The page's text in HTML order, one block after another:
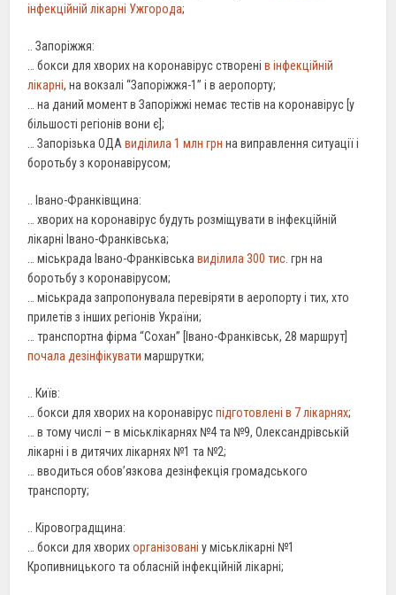
інфекційній лікарні Ужгорода;
.. Запоріжжя:
… бокси для хворих на коронавірус створенів інфекційній
лікарні, на вокзалі “Запоріжжя-1” і в аеропорту;
… на даний момент в Запоріжжі немає тестів на коронавірус [у
більшості регіонів вони є];
… Запорізька ОДАвиділила 1 млн грн на виправлення ситуації і
боротьбу з коронавірусом;
.. Івано-Франківщина:
… хворих на коронавірус будуть розміщувати в інфекційній
лікарні Івано-Франківська;
… міськрада Івано-Франківськавиділила 300 тис . грн на
боротьбу з коронавірусом;
… міськрада запропонувала перевіряти в аеропорту і тих, хто
прилетів з інших регіонів України;
… транспортна фірма “Сохан” [Івано-Франківськ, 28 маршрут]
почала дезінфікувати маршрутки;
.. Київ:
… бокси для хворих на коронавіруспідготовлені в 7 лікарнях;
… в тому числі – в міськлікарнях №4 та №9, Олександрівській
лікарні і в дитячих лікарнях №1 та №2;
… вводиться обов’язкова дезінфекція громадського
транспорту;
.. Кіровоградщина:
… бокси для хворихорганізовані у міськлікарні №1
Кропивницького та обласній інфекційній лікарні;